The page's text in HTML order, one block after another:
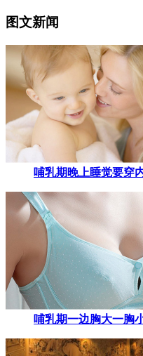
图文新闻
哺乳期晚上睡觉要穿
哺乳期一边胸大一胸